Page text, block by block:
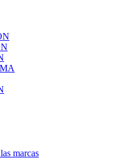
marcas